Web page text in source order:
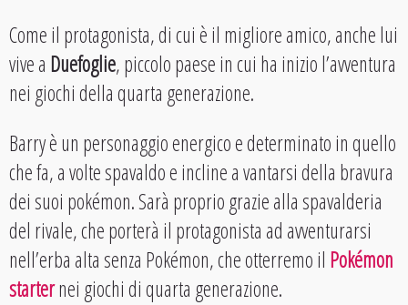
Come il protagonista, di cui è il migliore amico, anche lui
vive a Duefoglie, piccolo paese in cui ha inizio l’avventura
nei giochi della quarta generazione.
Barry è un personaggio energico e determinato in quello
che fa, a volte spavaldo e incline a vantarsi della bravura
dei suoi pokémon. Sarà proprio grazie alla spavalderia
del rivale, che porterà il protagonista ad avventurarsi
nell’erba alta senza Pokémon, che otterremo il Pokémon
starternei giochi di quarta generazione.